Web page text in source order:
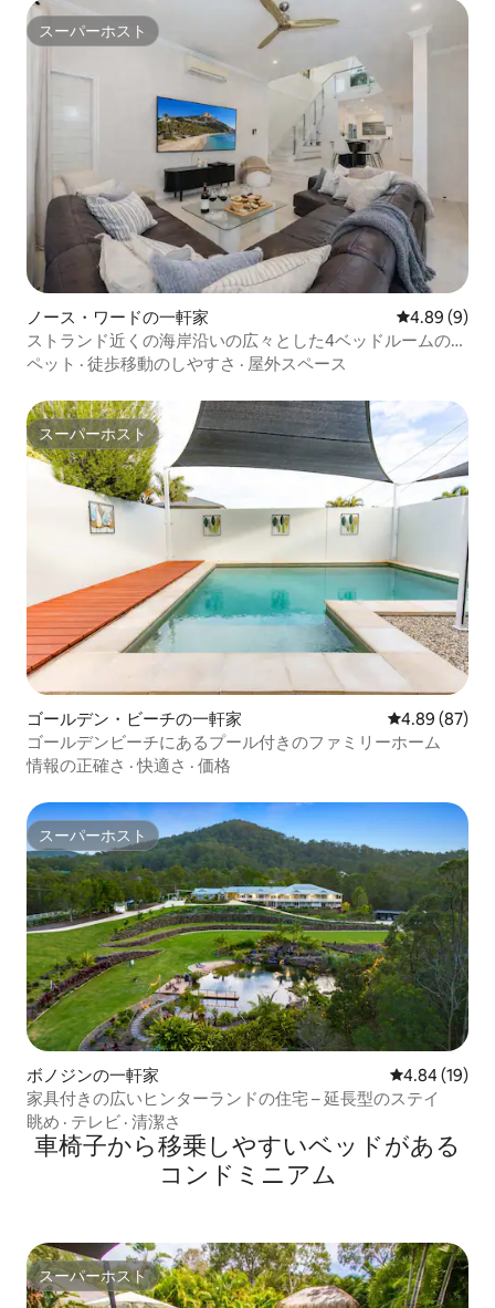
スーパーホスト
スーパーホスト
ノース・ワードの一軒家 レビュー9件
4.89 (9)
ストランド近くの海岸沿いの広々とした4ベッドルームの宿
泊先、駐車場
ペット · 徒歩移動のしやすさ · 屋外スペース
スーパーホスト
スーパーホスト
ゴールデン・ビーチの一軒家 レビュー87
4.89 (87)
ゴールデンビーチにあるプール付きのファミリーホーム
情報の正確さ ·快適さ · 価格
スーパーホスト
スーパーホスト
ボノジンの一軒家 レビュー19
4.84 (19)
家具付きの広いヒンターランドの住宅 – 延長型のステイ
眺め · テレビ · 清潔さ
車椅子から移乗しやすいベッドがある
コンドミニアム
スーパーホスト
スーパーホスト